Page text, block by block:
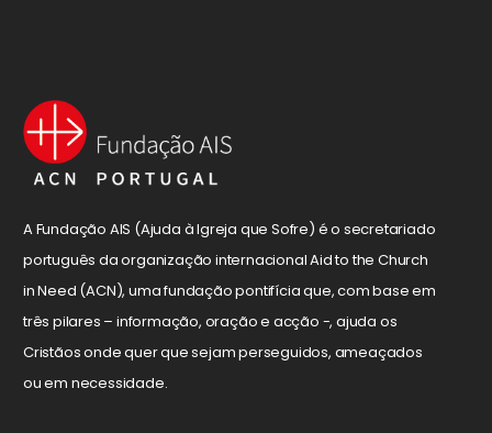
A Fundação AIS (Ajuda à Igreja que Sofre) é o secretariado
português da organização internacional Aid to the Church
in Need (ACN), uma fundação pontifícia que, com base em
três pilares – informação, oração e acção -, ajuda os
Cristãos onde quer que sejam perseguidos, ameaçados
ou em necessidade.